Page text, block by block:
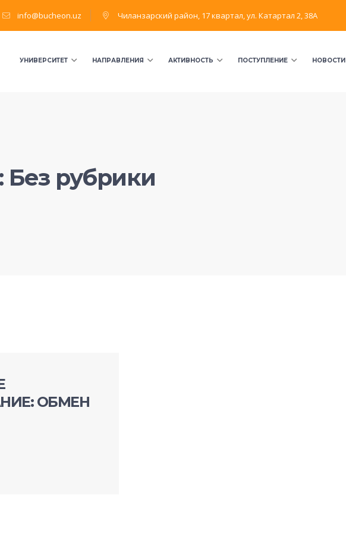
info@bucheon.uz Чиланзарский район, 17 квартал, ул. Катартал 2, 38А
УНИВЕРСИТЕТ НАПРАВЛЕНИЯ АКТИВНОСТЬ ПОСТУПЛЕНИЕ НОВОСТИ
Без рубрики
ОБМЕН